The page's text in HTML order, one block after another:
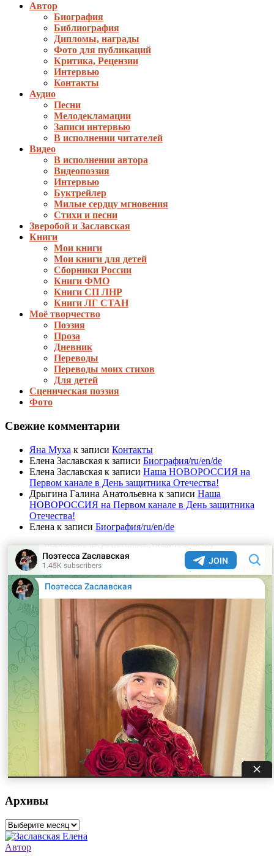
Автор
Биография
Библиография
Дипломы, награды
Фото для публикаций
Критика, Рецензии
Интервью
Контакты
Аудио
Песни
Мелодекламации
Записи интервью
В исполнении читателей
Видео
В исполнении автора
Видеопоэзия
Интервью
Буктрейлер
Милые сердцу мгновения
Стихи и песни
Зверобой и Заславская
Книги
Мои книги
Мои книги для детей
Сборники России
Книги ФМО
Книги СП ЛНР
Книги ЛГ СТАН
Моё творчество
Поэзия
Проза
Дневник
Переводы
Переводы моих стихов
Для детей
Сценическая поэзия
Фото
Свежие комментарии
Яна Муха к записи Контакты
Елена Заславская к записи Биография/ru/en/de
Елена Заславская к записи Наша НОВОРОССИЯ на
Первом канале в День защитника Отечества!
Дрыгина Галина Анатольевна к записи Наша
НОВОРОССИЯ на Первом канале в День защитника
Отечества!
Елена к записи Биография/ru/en/de
Архивы
Архивы
Автор